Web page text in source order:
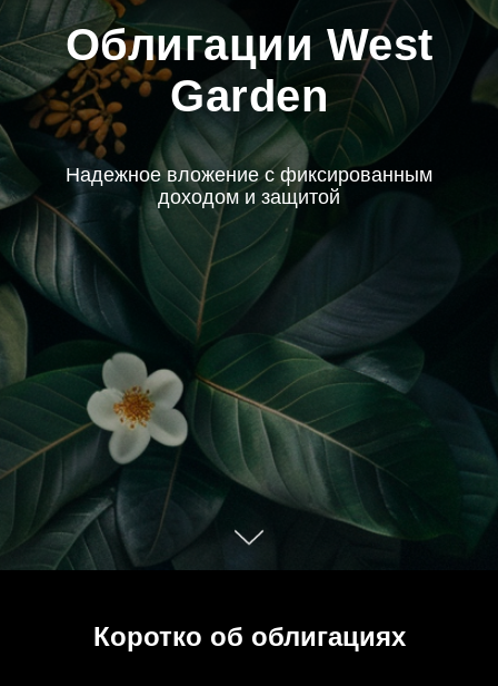
Облигации West
Garden
Надежное вложение с фиксированным
доходом и защитой
Коротко об облигациях